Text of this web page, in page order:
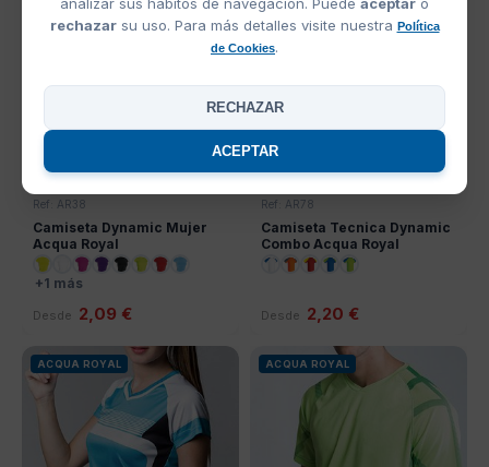
rechazarsu uso. Para más detalles visite nuestra Política
de Cookies.
RECHAZAR
ACEPTAR
Ref: AR38
Camiseta Dynamic Mujer
Acqua Royal
+1 más
Desde 2,09 €
Ref: AR78
Camiseta Tecnica Dynamic
Combo Acqua Royal
Desde 2,20 €
ACQUA ROYAL ACQUA ROYAL